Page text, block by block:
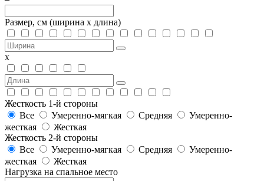
Размер, см (ширина х длина)
х
Жесткость 1-й стороны
Все
Умеренно-мягкая Средняя
Умеренно-
жесткая
Жесткая
Жесткость 2-й стороны
Все
Умеренно-мягкая Средняя
Умеренно-
жесткая
Жесткая
Нагрузка на спальное место